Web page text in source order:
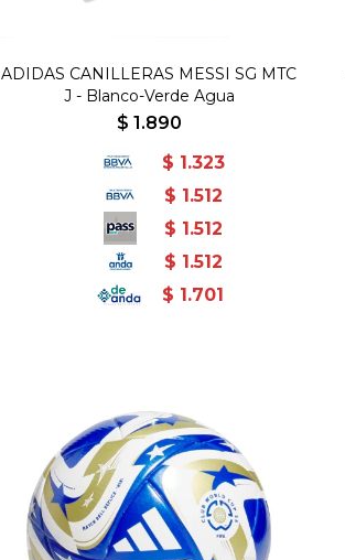
ADIDAS CANILLERAS MESSI SG MTC
J - Blanco-Verde Agua
$ 1.890
$ 1.323
$ 1.512
$ 1.512
$ 1.512
$ 1.701